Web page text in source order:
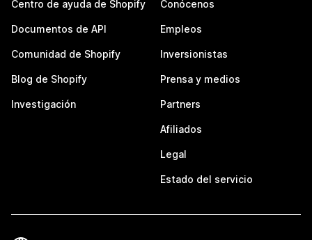
Centro de ayuda de Shopify
Documentos de API
Comunidad de Shopify
Blog de Shopify
Investigación
Conócenos
Empleos
Inversionistas
Prensa y medios
Partners
Afiliados
Legal
Estado del servicio